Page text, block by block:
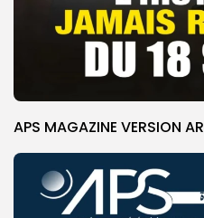
APS MAGAZINE VERSION AR